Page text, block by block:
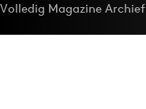
Volledig Magazine Archief